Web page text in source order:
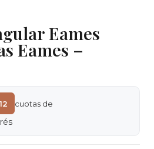
Eames
Eames –
12 cuotas de